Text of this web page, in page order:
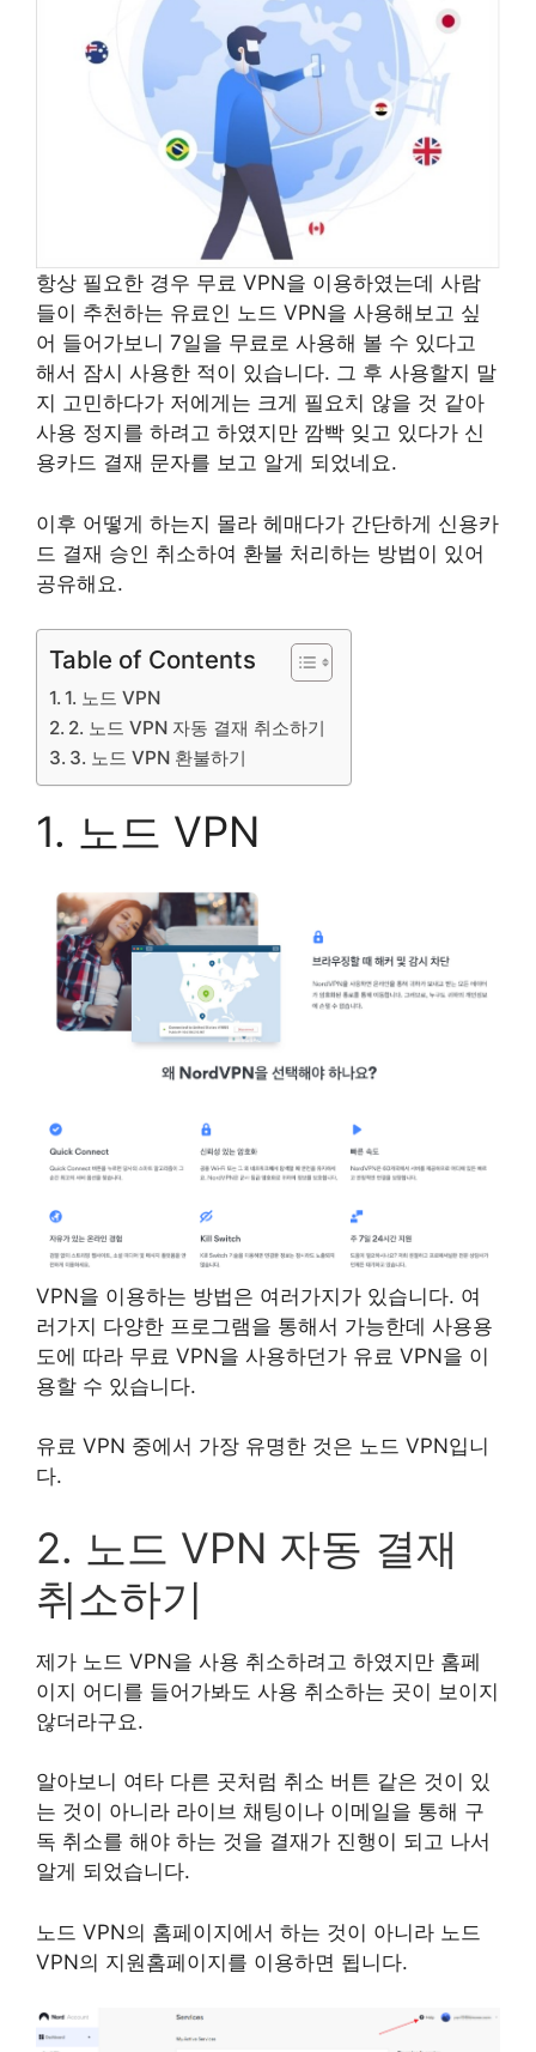
항상 필요한 경우 무료 VPN을 이용하였는데 사람
들이 추천하는 유료인 노드 VPN을 사용해보고 싶
어 들어가보니 7일을 무료로 사용해 볼 수 있다고
해서 잠시 사용한 적이 있습니다. 그 후 사용할지 말
지 고민하다가 저에게는 크게 필요치 않을 것 같아
사용 정지를 하려고 하였지만 깜빡 잊고 있다가 신
용카드 결재 문자를 보고 알게 되었네요.
이후 어떻게 하는지 몰라 헤매다가 간단하게 신용카
드 결재 승인 취소하여 환불 처리하는 방법이 있어
공유해요.
Table of Contents
1. 노드 VPN
2. 노드 VPN 자동 결재 취소하기
3. 노드 VPN 환불하기
1. 노드 VPN
VPN을 이용하는 방법은 여러가지가 있습니다. 여
러가지 다양한 프로그램을 통해서 가능한데 사용용
도에 따라 무료 VPN을 사용하던가 유료 VPN을 이
용할 수 있습니다.
유료 VPN 중에서 가장 유명한 것은 노드 VPN입니
다.
2. 노드 VPN 자동 결재
취소하기
제가 노드 VPN을 사용 취소하려고 하였지만 홈페
이지 어디를 들어가봐도 사용 취소하는 곳이 보이지
않더라구요.
알아보니 여타 다른 곳처럼 취소 버튼 같은 것이 있
는 것이 아니라 라이브 채팅이나 이메일을 통해 구
독 취소를 해야 하는 것을 결재가 진행이 되고 나서
알게 되었습니다.
노드 VPN의 홈페이지에서 하는 것이 아니라 노드
VPN의 지원홈페이지를 이용하면 됩니다.